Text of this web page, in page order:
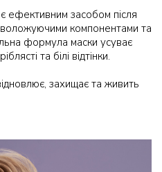
засобом після
компонентами та
формула маски усуває
та білі відтінки.
захищає та живить